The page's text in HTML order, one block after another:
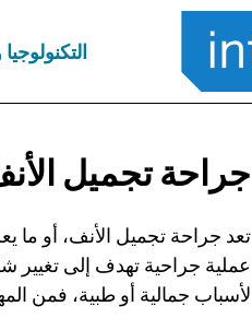
جراحة تجميل
تعد جراحة تجميل الأنف، أو ما
عملية جراحية تهدف إلى تغيير
لأسباب جمالية أو طبية، فمن